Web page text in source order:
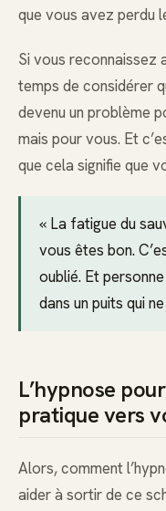
que vous avez perdu
Si vous reconnaissez
temps de considérer
devenu un problème
mais pour vous. Et
que cela signifie que
« La fatigue du
vous êtes bon.
oublié. Et
dans un puits qui
L’hypnose
pratique vers
Alors, comment
aider à sortir de ce